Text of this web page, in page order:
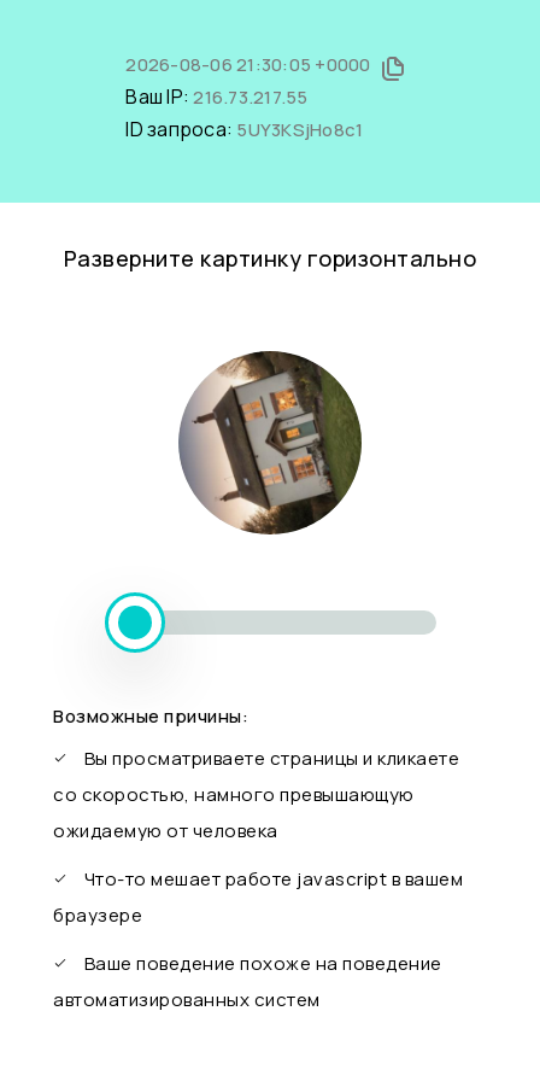
2026-08-06 21:30:05 +0000
Ваш IP:216.73.217.55
ID запроса: 5UY3KSjHo8c1
Разверните картинку горизонтально
Возможные причины:
Вы просматриваете страницы и кликаете
со скоростью, намного превышающую
ожидаемую от человека
Что-то мешает работе javascript в вашем
браузере
Ваше поведение похоже на поведение
автоматизированных систем